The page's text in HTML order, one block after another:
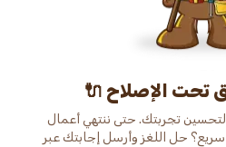
تحت الإصلاح 🔌
تجربتك. حتى ننتهي أعمال
حل اللغز وأرسل إجابتك عبر